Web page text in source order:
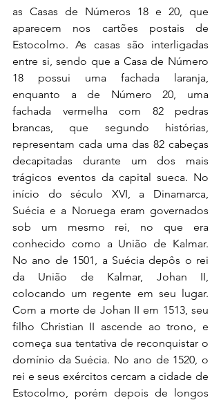
as Casas de Números 18 e 20, que
aparecem nos cartões postais de
Estocolmo. As casas são interligadas
entre si, sendo que a Casa de Número
18 possui uma fachada laranja,
enquanto a de Número 20, uma
fachada vermelha com 82 pedras
brancas, que segundo histórias,
representam cada uma das 82 cabeças
decapitadas durante um dos mais
trágicos eventos da capital sueca. No
início do século XVI, a Dinamarca,
Suécia e a Noruega eram governados
sob um mesmo rei, no que era
conhecido como a União de Kalmar.
No ano de 1501, a Suécia depôs o rei
da União de Kalmar, Johan II,
colocando um regente em seu lugar.
Com a morte de Johan II em 1513, seu
filho Christian II ascende ao trono, e
começa sua tentativa de reconquistar o
domínio da Suécia. No ano de 1520, o
rei e seus exércitos cercam a cidade de
Estocolmo, porém depois de longos